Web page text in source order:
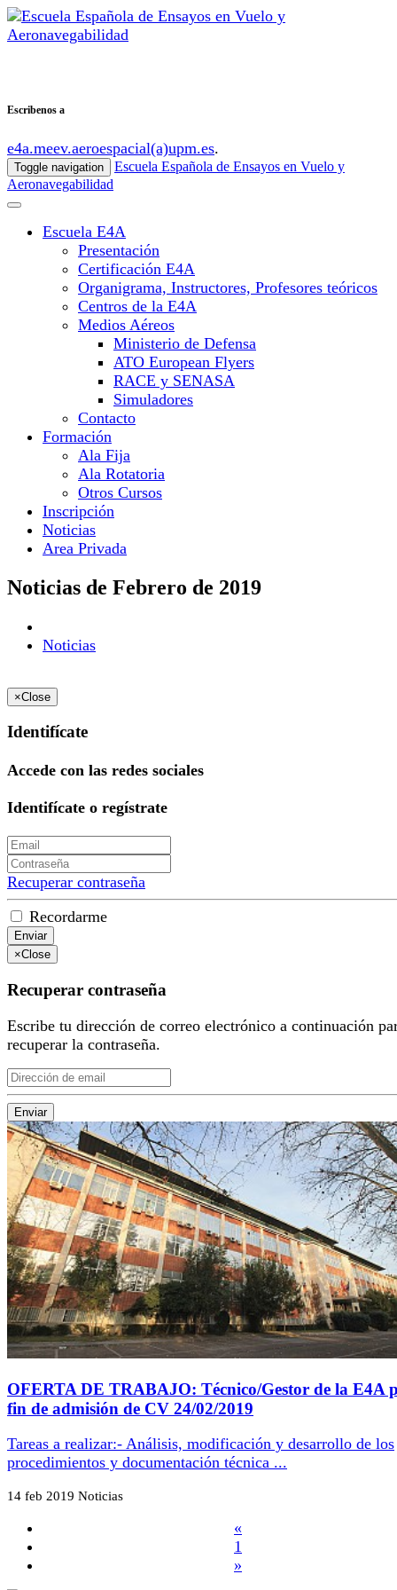
Escribenos a
e4a.meev.aeroespacial(a)upm.es.
Toggle navigation
Escuela Española de Ensayos en Vuelo y
Aeronavegabilidad
Escuela E4A
Presentación
Certificación E4A
Organigrama, Instructores, Profesores teóricos
Centros de la E4A
Medios Aéreos
Ministerio de Defensa
ATO European Flyers
RACE y SENASA
Simuladores
Contacto
Formación
Ala Fija
Ala Rotatoria
Otros Cursos
Inscripción
Noticias
Area Privada
Noticias de Febrero de 2019
Noticias
×Close
Identifícate
Accede con las redes sociales
Identifícate o regístrate
Recuperar contraseña
Recordarme
Enviar
×Close
Recuperar contraseña
Escribe tu dirección de correo electrónico a continuación
recuperar la contraseña.
Enviar
OFERTA DE TRABAJO: Técnico/Gestor de la E4A
fin de admisión de CV 24/02/2019
Tareas a realizar:- Análisis, modificación y desarrollo de los
procedimientos y documentación técnica ...
14 feb 2019 Noticias
«
1
»